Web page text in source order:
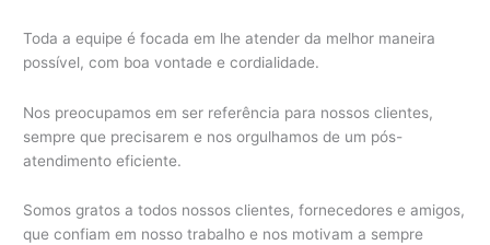
Toda a equipe é focada em lhe atender da melhor maneira
possível, com boa vontade e cordialidade.
Nos preocupamos em ser referência para nossos clientes,
sempre que precisarem e nos orgulhamos de um pós-
atendimento eficiente.
Somos gratos a todos nossos clientes, fornecedores e amigos,
que confiam em nosso trabalho e nos motivam a sempre